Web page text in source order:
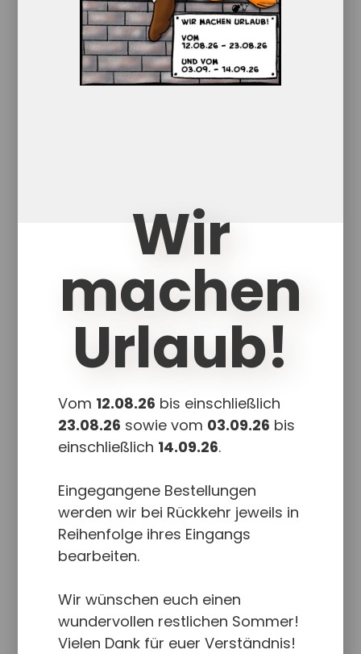
Kommunikationshilfen von Anfang an
mit Romana Malzer
Die FliP-Familie eine flexible
interaktive Partnerstrategie mit
Claudio Castañeda und Monika
Wir
machen
Urlaub!
Vom 12.08.26 bis einschließlich
23.08.26 sowie vom 03.09.26 bis
einschließlich 14.09.26.
Eingegangene Bestellungen
werden wir bei Rückkehr jeweils in
Reihenfolge ihres Eingangs
bearbeiten.
Wir wünschen euch einen
wundervollen restlichen Sommer!
Vielen Dank für euer Verständnis!